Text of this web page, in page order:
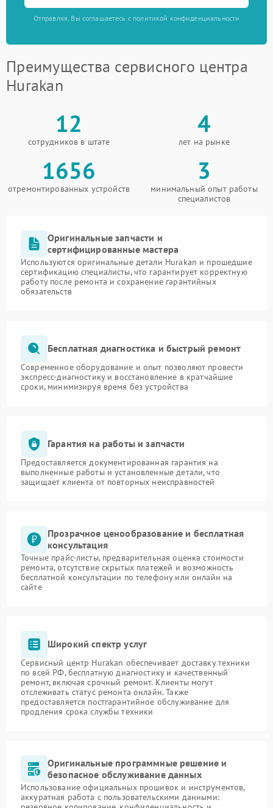
Отправляя, Вы соглашаетесь с политикой конфиденциальности
Преимущества сервисного центра
Hurakan
12
сотрудников в штате
4
лет на рынке
1656
отремонтированных устройств
3
минимальный опыт работы
специалистов
Оригинальные запчасти и
сертифицированные мастера
Используются оригинальные детали Hurakan и прошедшие
сертификацию специалисты, что гарантирует корректную
работу после ремонта и сохранение гарантийных
обязательств
Бесплатная диагностика и быстрый ремонт
Современное оборудование и опыт позволяют провести
экспресс-диагностику и восстановление в кратчайшие
сроки, минимизируя время без устройства
Гарантия на работы и запчасти
Предоставляется документированная гарантия на
выполненные работы и установленные детали, что
защищает клиента от повторных неисправностей
Прозрачное ценообразование и бесплатная
консультация
Точные прайс-листы, предварительная оценка стоимости
ремонта, отсутствие скрытых платежей и возможность
бесплатной консультации по телефону или онлайн на
сайте
Широкий спектр услуг
Сервисный центр Hurakan обеспечивает доставку техники
по всей РФ, бесплатную диагностику и качественный
ремонт, включая срочный ремонт. Клиенты могут
отслеживать статус ремонта онлайн. Также
предоставляется постгарантийное обслуживание для
продления срока службы техники
Оригинальные программные решение и
безопасное обслуживание данных
Использование официальных прошивок и инструментов,
аккуратная работа с пользовательскими данными: